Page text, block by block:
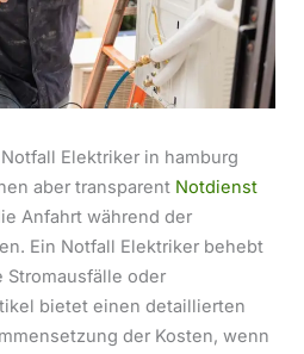
Elektriker in hamburg
aber transparent Notdienst
Anfahrt während der
Ein Notfall Elektriker behebt
Stromausfälle oder
bietet einen detaillierten
der Kosten, wenn